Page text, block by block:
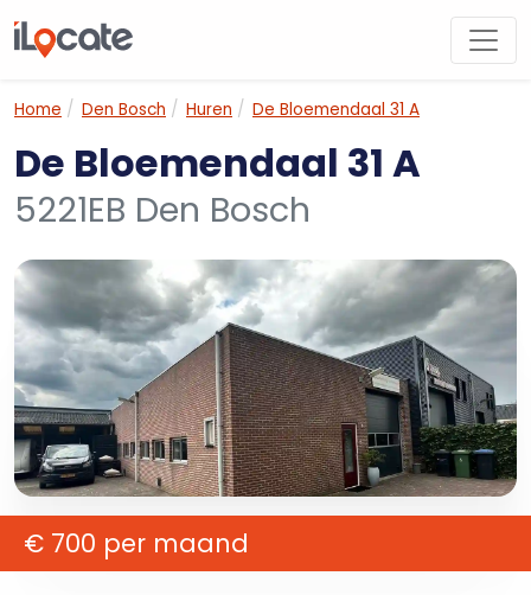
Home Den Bosch Huren De Bloemendaal 31 A
De Bloemendaal 31 A
5221EB Den Bosch
€ 700 per maand